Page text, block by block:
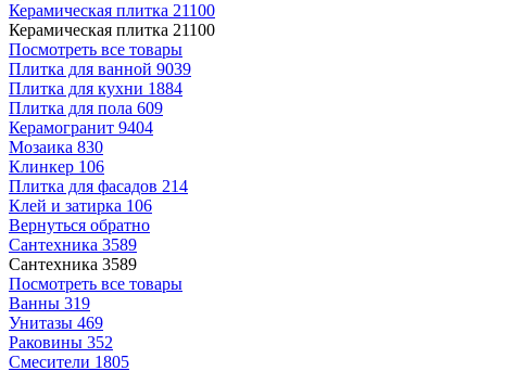
Керамическая плитка 21100
Керамическая плитка 21100
Посмотреть все товары
Плитка для ванной 9039
Плитка для кухни 1884
Плитка для пола 609
Керамогранит 9404
Мозаика 830
Клинкер 106
Плитка для фасадов 214
Клей и затирка 106
Вернуться обратно
Сантехника 3589
Сантехника 3589
Посмотреть все товары
Ванны 319
Унитазы 469
Раковины 352
Смесители 1805